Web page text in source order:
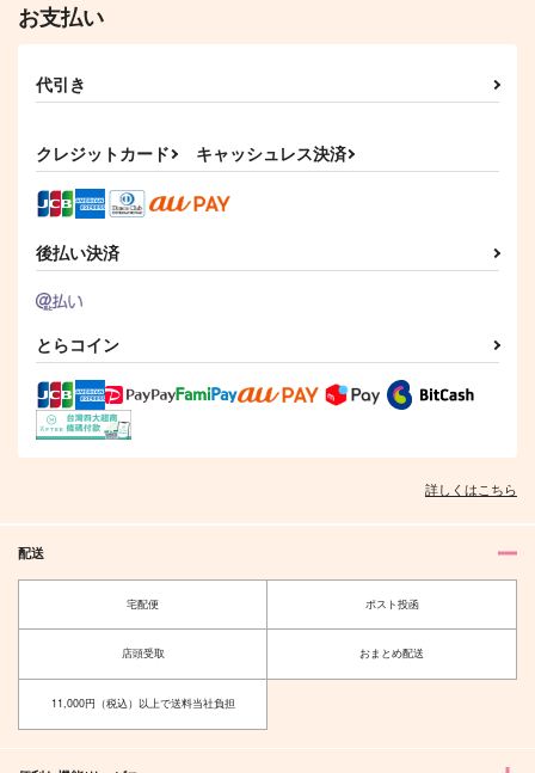
とびっきりのワガママ
787円（税込）
土井半助×摂津のきり丸
月と曙
1,572円（税込）
土井半助×摂津のきり丸
嘘と祈り
1,257円（税込）
吉日
サンプル
constancy
サンプル
落第忍者乱太郎
土井半助×摂津のきり丸
サンプル
お支払い
代引き
クレジットカード キャッシュレス決済
後払い決済
とらコイン
詳しくはこちら
配送
宅配便 ポスト投函
店頭受取 おまとめ配送
11,000円（税込）以上で送料当社負担